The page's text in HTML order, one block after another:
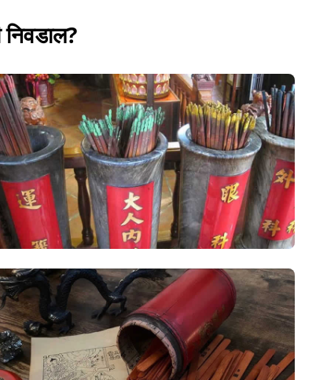
निवडाल?